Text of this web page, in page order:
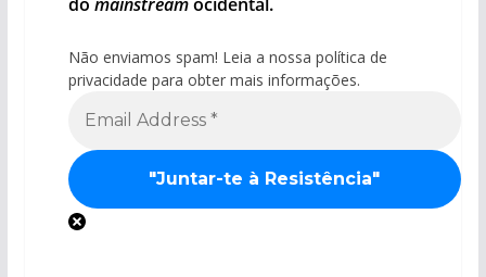
Não enviamos spam! Leia a nossa política de
privacidade para obter mais informações.